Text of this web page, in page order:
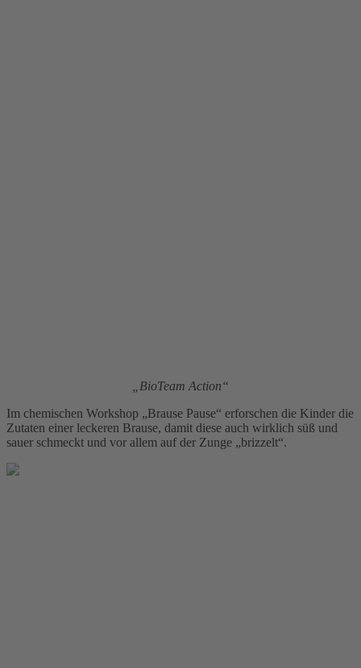
„BioTeam Action“
Im chemischen Workshop „Brause Pause“ erforschen die Kinder die
Zutaten einer leckeren Brause, damit diese auch wirklich süß und
sauer schmeckt und vor allem auf der Zunge „brizzelt“.